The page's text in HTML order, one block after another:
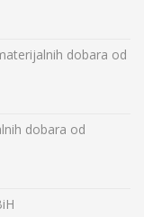
dobara od
dobara od